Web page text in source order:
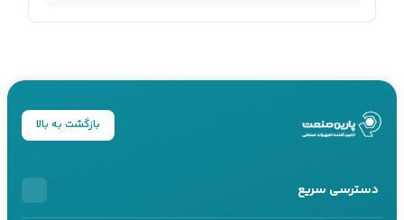
بازگشت به بالا
دسترسی سریع